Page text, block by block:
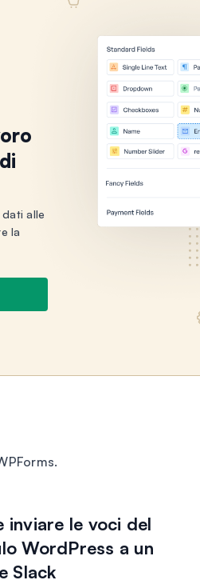
alle
la
inviare le voci del
WordPress a un
Slack